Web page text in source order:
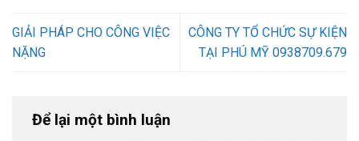
GIẢI PHÁP CHO CÔNG VIỆC
NẶNG
CÔNG TY TỔ CHỨC SỰ KIỆN
TẠI PHÚ MỸ 0938709.679
Để lại một bình luận